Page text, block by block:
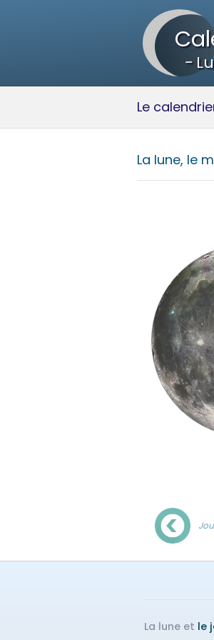
-
Le
La lune, le
La lune et le